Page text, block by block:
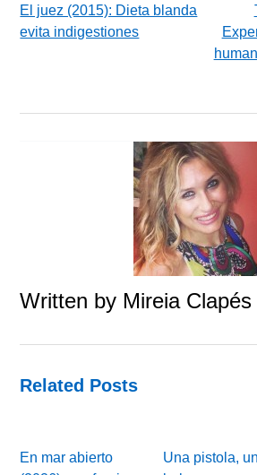
El juez (2015): Dieta blanda
evita indigestiones
Written by Mireia Clapés
Related Posts
En mar abierto
Una pistola,